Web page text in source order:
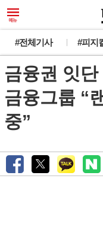
#전체기사 #피지
금융권 잇
금융그룹 “
중”